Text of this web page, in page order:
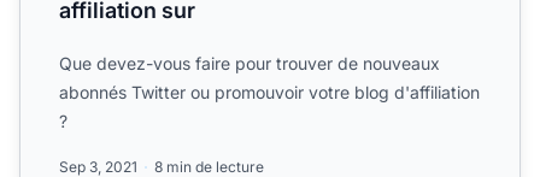
affiliation sur
Que devez-vous faire pour trouver de nouveaux
abonnés Twitter ou promouvoir votre blog d'affiliation
?
Sep 3, 2021 8 min de lecture